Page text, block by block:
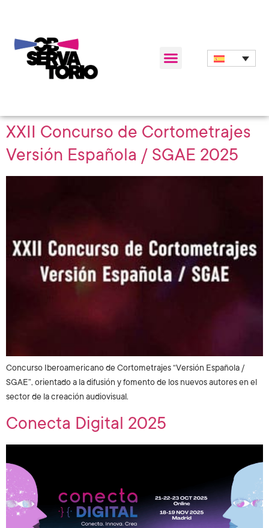
XXII Concurso de Cortometrajes
Versión Española / SGAE 2025
Concurso Iberoamericano de Cortometrajes “Versión Española /
SGAE”, orientado a la difusión y fomento de los nuevos autores en el
sector de la creación audiovisual.
Conecta Digital 2025